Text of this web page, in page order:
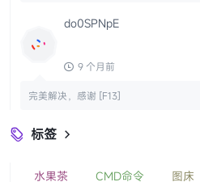
do0SPNpE
9 个月前
完美解决，感谢 [F13]
 标签
水果茶 CMD命令 图床